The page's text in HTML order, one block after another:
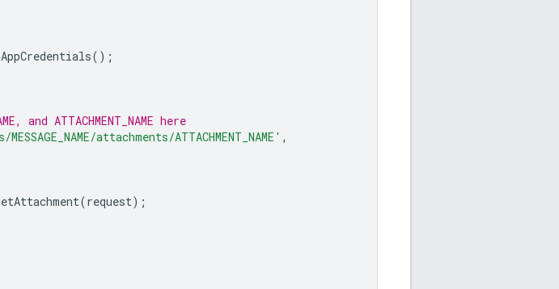
();
and ATTACHMENT_NAME here
attachments/ATTACHMENT_NAME' ,
(request);